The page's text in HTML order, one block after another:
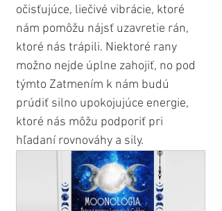
očisťujúce, liečivé vibrácie, ktoré
nám pomôžu nájsť uzavretie rán,
ktoré nás trápili. Niektoré rany
možno nejde úplne zahojiť, no pod
týmto Zatmením k nám budú
prúdiť silno upokojujúce energie,
ktoré nás môžu podporiť pri
hľadaní rovnováhy a sily.